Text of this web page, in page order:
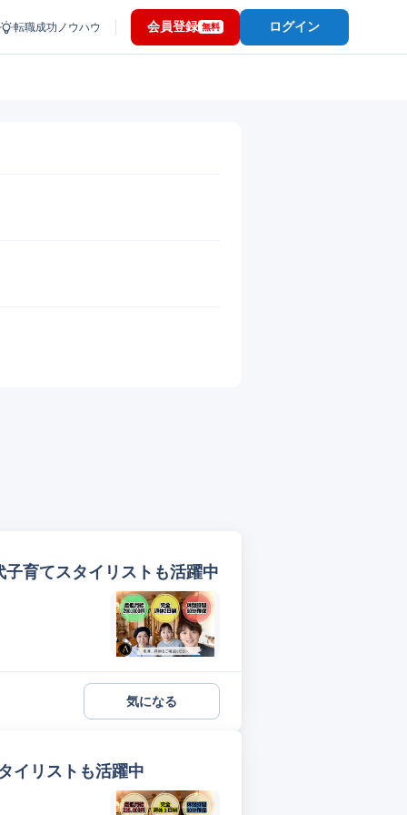
転職成功ノウハウ 会員登録 無料 ログイン
育てスタイリストも活躍中
気になる
イリストも活躍中